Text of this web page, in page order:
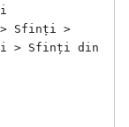
> Sfinți >
> Sfinți din